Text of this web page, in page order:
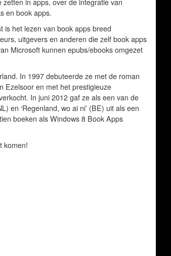
in apps, over de integratie van
en book apps.
is het lezen van book apps breed
uitgevers en anderen die zelf book apps
Microsoft kunnen epubs/ebooks omgezet
In 1997 debuteerde ze met de roman
Ezelsoor en met het prestigieuze
In juni 2012 gaf ze als een van de
en ‘Regenland, wo ai ni’ (BE) uit als een
boeken als Windows 8 Book Apps
komen!